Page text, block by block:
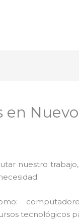
nuestro
tecnológicos